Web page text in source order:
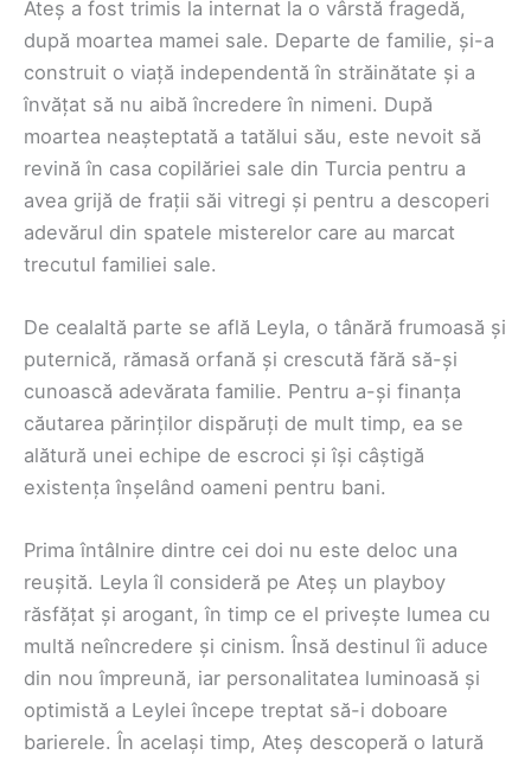
Ateș a fost trimis la internat la o vârstă fragedă,
după moartea mamei sale. Departe de familie, și-a
construit o viață independentă în străinătate și a
învățat să nu aibă încredere în nimeni. După
moartea neașteptată a tatălui său, este nevoit să
revină în casa copilăriei sale din Turcia pentru a
avea grijă de frații săi vitregi și pentru a descoperi
adevărul din spatele misterelor care au marcat
trecutul familiei sale.
De cealaltă parte se află Leyla, o tânără frumoasă și
puternică, rămasă orfană și crescută fără să-și
cunoască adevărata familie. Pentru a-și finanța
căutarea părinților dispăruți de mult timp, ea se
alătură unei echipe de escroci și își câștigă
existența înșelând oameni pentru bani.
Prima întâlnire dintre cei doi nu este deloc una
reușită. Leyla îl consideră pe Ateș un playboy
răsfățat și arogant, în timp ce el privește lumea cu
multă neîncredere și cinism. Însă destinul îi aduce
din nou împreună, iar personalitatea luminoasă și
optimistă a Leylei începe treptat să-i doboare
barierele. În același timp, Ateș descoperă o latură